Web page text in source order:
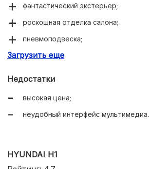
фантастический экстерьер;
роскошная отделка салона;
пневмоподвеска;
электропривод дверей.
Загрузить еще
Недостатки
высокая цена;
неудобный интерфейс мультимедиа.
HYUNDAI H1